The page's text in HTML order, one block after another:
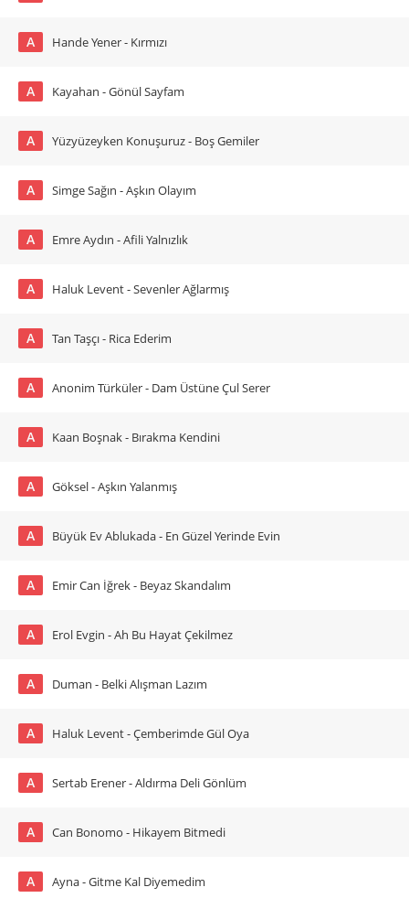
A Hande Yener - Kırmızı
A Kayahan - Gönül Sayfam
A Yüzyüzeyken Konuşuruz - Boş Gemiler
A Simge Sağın - Aşkın Olayım
A Emre Aydın - Afili Yalnızlık
A Haluk Levent - Sevenler Ağlarmış
A Tan Taşçı - Rica Ederim
A Anonim Türküler - Dam Üstüne Çul Serer
A Kaan Boşnak - Bırakma Kendini
A Göksel - Aşkın Yalanmış
A Büyük Ev Ablukada - En Güzel Yerinde Evin
A Emir Can İğrek - Beyaz Skandalım
A Erol Evgin - Ah Bu Hayat Çekilmez
A Duman - Belki Alışman Lazım
A Haluk Levent - Çemberimde Gül Oya
A Sertab Erener - Aldırma Deli Gönlüm
A Can Bonomo - Hikayem Bitmedi
A Ayna - Gitme Kal Diyemedim